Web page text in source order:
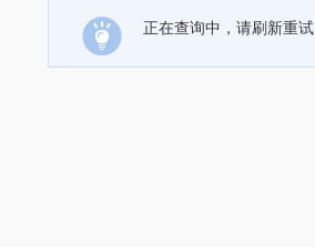
正在查询中，请刷新重试